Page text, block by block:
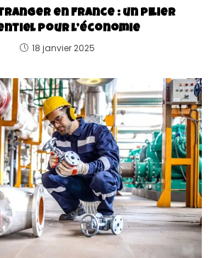
en France : un pilier
pour l’économie
18 janvier 2025